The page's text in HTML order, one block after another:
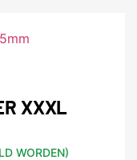
XXXL
WORDEN)